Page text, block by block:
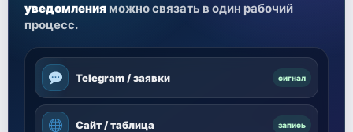
уведомления можно связать в один рабочий
процесс.
Telegram / заявки сигнал
Сайт / таблица запись